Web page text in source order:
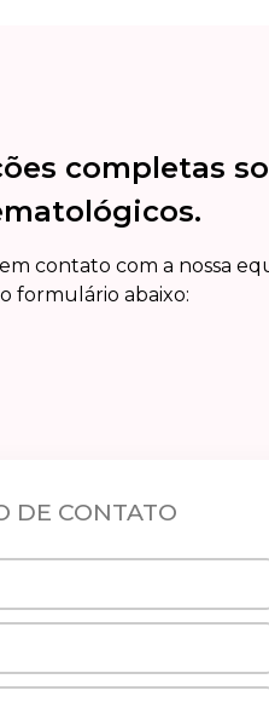
completas
contato com a nossa
formulário abaixo:
DE CONTATO